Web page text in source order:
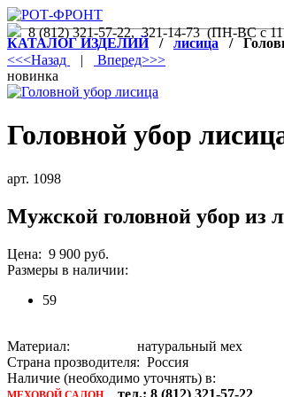
8 (812) 321-57-22, 321-14-73 (ПН-ВС с
КАТАЛОГ ИЗДЕЛИЙ/ лисица /
<<<Назад
|
Вперед>>>
новинка
Головной убор
арт. 1098
Мужской головной убор из
Цена: 9 900 руб.
Размеры в наличии:
59
Материал: натуральный мех
Страна прозводителя: Россия
Наличие (необходимо уточнять) в:
тел.: 8 (812) 321-57-22